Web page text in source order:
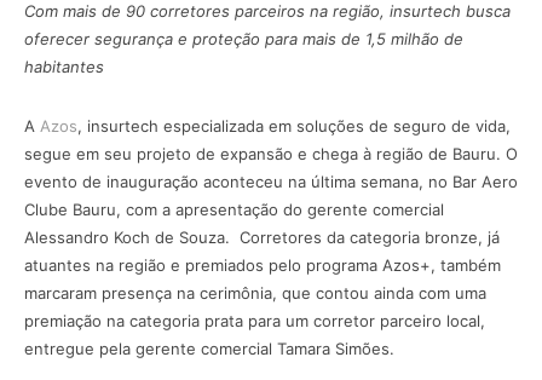
Com mais de 90 corretores parceiros na região, insurtech busca
oferecer segurança e proteção para mais de 1,5 milhão de
habitantes
A Azos, insurtech especializada em soluções de seguro de vida,
segue em seu projeto de expansão e chega à região de Bauru. O
evento de inauguração aconteceu na última semana, no Bar Aero
Clube Bauru, com a apresentação do gerente comercial
Alessandro Koch de Souza. Corretores da categoria bronze, já
atuantes na região e premiados pelo programa Azos+, também
marcaram presença na cerimônia, que contou ainda com uma
premiação na categoria prata para um corretor parceiro local,
entregue pela gerente comercial Tamara Simões.